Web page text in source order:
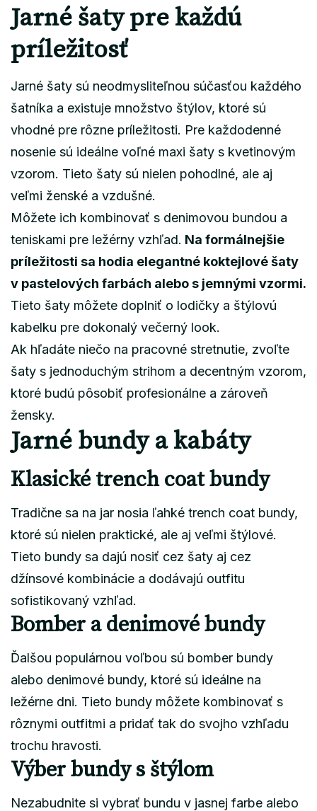
Jarné šaty pre každú
príležitosť
Jarné šaty sú neodmysliteľnou súčasťou každého
šatníka a existuje množstvo štýlov, ktoré sú
vhodné pre rôzne príležitosti. Pre každodenné
nosenie sú ideálne voľné maxi šaty s kvetinovým
vzorom. Tieto šaty sú nielen pohodlné, ale aj
veľmi ženské a vzdušné.
Môžete ich kombinovať s denimovou bundou a
teniskami pre ležérny vzhľad. Na formálnejšie
príležitosti sa hodia elegantné koktejlové šaty
v pastelových farbách alebo s jemnými vzormi.
Tieto šaty môžete doplniť o lodičky a štýlovú
kabelku pre dokonalý večerný look.
Ak hľadáte niečo na pracovné stretnutie, zvoľte
šaty s jednoduchým strihom a decentným vzorom,
ktoré budú pôsobiť profesionálne a zároveň
žensky.
Jarné bundy a kabáty
Klasické trench coat bundy
Tradične sa na jar nosia ľahké trench coat bundy,
ktoré sú nielen praktické, ale aj veľmi štýlové.
Tieto bundy sa dajú nosiť cez šaty aj cez
džínsové kombinácie a dodávajú outfitu
sofistikovaný vzhľad.
Bomber a denimové bundy
Ďalšou populárnou voľbou sú bomber bundy
alebo denimové bundy, ktoré sú ideálne na
ležérne dni. Tieto bundy môžete kombinovať s
rôznymi outfitmi a pridať tak do svojho vzhľadu
trochu hravosti.
Výber bundy s štýlom
Nezabudnite si vybrať bundu v jasnej farbe alebo